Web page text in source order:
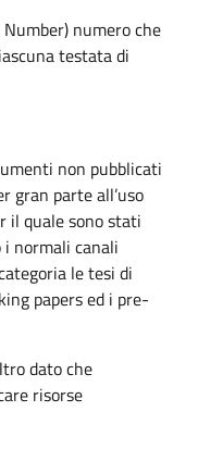
numero che
testata di
non pubblicati
gran parte all’uso
il quale sono stati
normali canali
le tesi di
papers ed i pre-
dato che
risorse